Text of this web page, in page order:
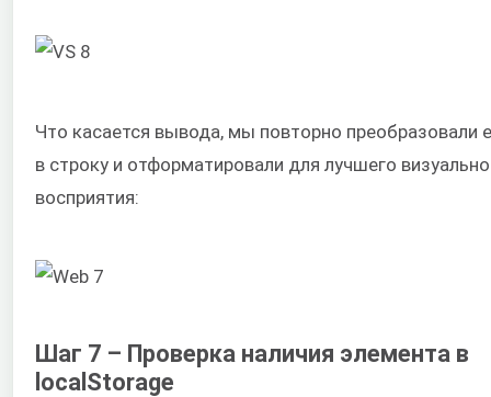
Что касается вывода, мы повторно преобразовали
в строку и отформатировали для лучшего
восприятия:
Шаг 7 – Проверка наличия элемента в
localStorage